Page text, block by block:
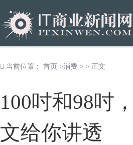
当前位置： 首页 >消费 > > 正文
100吋和98吋
文给你讲透